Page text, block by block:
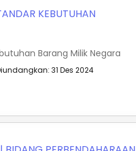
KEBUTUHAN
Barang Milik Negara
31 Des 2024